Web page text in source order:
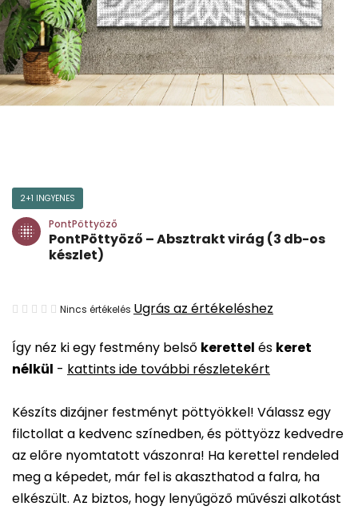
Így néz ki egy festmény belső kerettel és keret
nélkül - kattints ide további részletekért
Készíts dizájner festményt pöttyökkel! Válassz egy
filctollat a kedvenc színedben, és pöttyözz kedvedre
az előre nyomtatott vászonra! Ha kerettel rendeled
meg a képedet, már fel is akaszthatod a falra, ha
elkészült. Az biztos, hogy lenyűgöző művészi alkotást
2+1 INGYENES
PontPöttyöző
PontPöttyöző – Absztrakt virág (3 db-os
készlet)
A
átlagos
értékelése
ből
0,0
csillag.
Nincs értékelés Ugrás az értékeléshez